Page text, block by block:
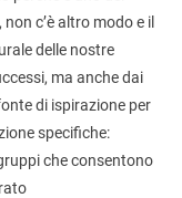
c’è altro modo e il
delle nostre
ma anche dai
di ispirazione per
specifiche:
che consentono